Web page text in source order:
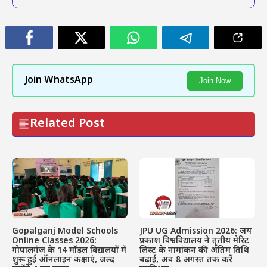
Join WhatsApp Join Now
Related Post
Gopalganj Model Schools
Online Classes 2026:
गोपालगंज के 14 मॉडल विद्यालयों में
शुरू हुई ऑनलाइन कक्षाएं, जल्द
JPU UG Admission 2026: जय
प्रकाश विश्वविद्यालय ने तृतीय मेरिट
लिस्ट के नामांकन की अंतिम तिथि
बढ़ाई, अब 8 अगस्त तक करें